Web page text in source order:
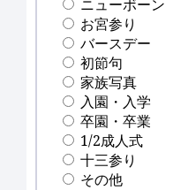
ニューボーン
お宮参り
バースデー
初節句
家族写真
入園・入学
卒園・卒業
1/2成人式
十三参り
その他